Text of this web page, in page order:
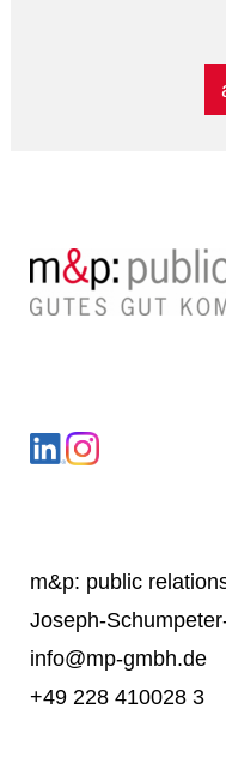
LinkedInInstagram
m&p: public
Joseph-
info@mp-gmbh.de
+49 228 410028 3